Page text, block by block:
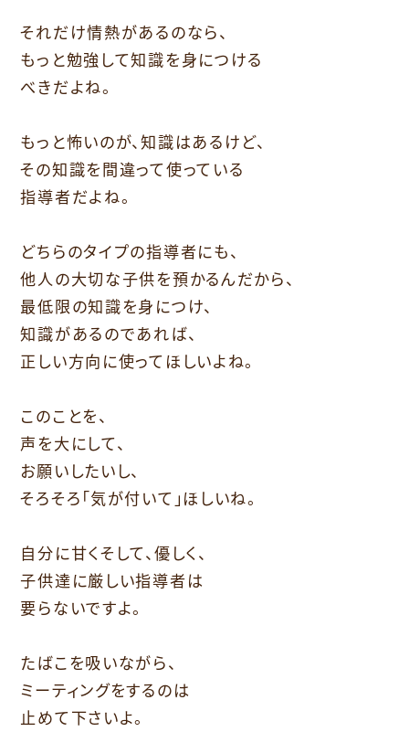
それだけ情熱があるのなら、
もっと勉強して知識を身につける
べきだよね。
もっと怖いのが、知識はあるけど、
その知識を間違って使っている
指導者だよね。
どちらのタイプの指導者にも、
他人の大切な子供を預かるんだから、
最低限の知識を身につけ、
知識があるのであれば、
正しい方向に使ってほしいよね。
このことを、
声を大にして、
お願いしたいし、
そろそろ「気が付いて」ほしいね。
自分に甘くそして、優しく、
子供達に厳しい指導者は
要らないですよ。
たばこを吸いながら、
ミーティングをするのは
止めて下さいよ。